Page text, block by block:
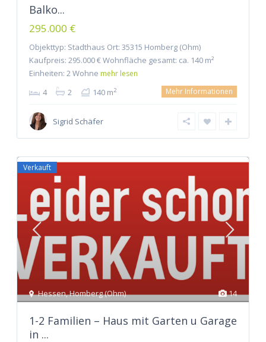
Balko...
295.000 €
Objekttyp: Stadthaus Ort: 35315 Homberg (Ohm)
Kaufpreis: 295.000 € Wohnfläche gesamt: ca. 140 m²
Einheiten: 2 Wohne mehr lesen
4 2 140 m2 Mehr Informationen
Sigrid Schäfer
14
Hessen,Homberg (Ohm)
Verkauft
1-2 Familien – Haus mit Garten u Garage
in ...